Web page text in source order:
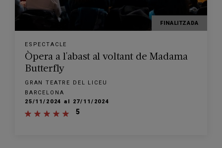
FINALITZADA
ESPECTACLE
Òpera a l'abast al voltant de Madama
Butterfly
GRAN TEATRE DEL LICEU
BARCELONA
25/11/2024 al 27/11/2024
5